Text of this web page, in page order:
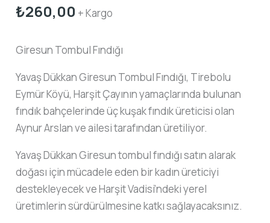
₺260,00 + Kargo
Giresun Tombul Fındığı
Yavaş Dükkan Giresun Tombul Fındığı, Tirebolu
Eymür Köyü, Harşit Çayının yamaçlarında bulunan
fındık bahçelerinde üç kuşak fındık üreticisi olan
Aynur Arslan ve ailesi tarafından üretiliyor.
Yavaş Dükkan Giresun tombul fındığı satın alarak
doğası için mücadele eden bir kadın üreticiyi
destekleyecek ve Harşit Vadisi’ndeki yerel
üretimlerin sürdürülmesine katkı sağlayacaksınız.